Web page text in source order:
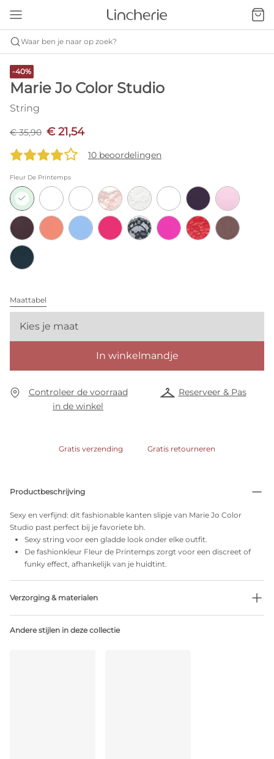
Waar ben je naar op zoek?
-40%
Marie Jo Color Studio
String
€ 35,90 € 21,54
10 beoordelingen
Fleur De Printemps
Maattabel
Kies je maat
In winkelmandje
Controleer de voorraad
in de winkel
Reserveer & Pas
Gratis verzending Gratis retourneren
Productbeschrijving
Sexy en verfijnd: dit fashionable kanten slipje van Marie Jo Color
Studio past perfect bij je favoriete bh.
Sexy string voor een gladde look onder elke outfit.
De fashionkleur Fleur de Printemps zorgt voor een discreet of
funky effect, afhankelijk van je huidtint.
Verzorging & materialen
Geen professionele reiniging
Andere stijlen in deze collectie